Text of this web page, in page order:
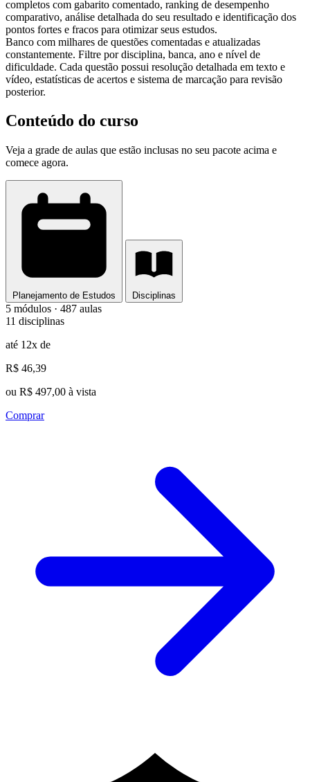
completos com gabarito comentado, ranking de desempenho
comparativo, análise detalhada do seu resultado e identificação dos
pontos fortes e fracos para otimizar seus estudos.
Banco com milhares de questões comentadas e atualizadas
constantemente. Filtre por disciplina, banca, ano e nível de
dificuldade. Cada questão possui resolução detalhada em texto e
vídeo, estatísticas de acertos e sistema de marcação para revisão
posterior.
Conteúdo do curso
Veja a grade de aulas que estão inclusas no seu pacote acima e
comece agora.
Planejamento de Estudos Disciplinas
5 módulos · 487 aulas
11 disciplinas
até 12x de
R$ 46,39
ou R$ 497,00 à vista
Comprar